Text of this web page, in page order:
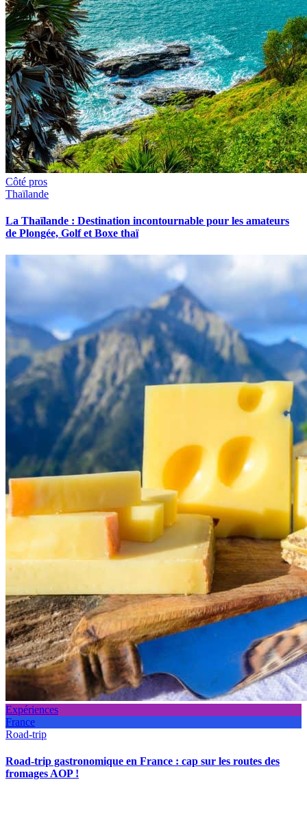
Côté pros
Thaïlande
La Thaïlande : Destination incontournable pour les amateurs
de Plongée, Golf et Boxe thaï
Expériences
France
Road-trip
Road-trip gastronomique en France : cap sur les routes des
fromages AOP !